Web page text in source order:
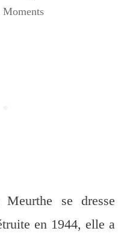
se dresse
en 1944, elle a